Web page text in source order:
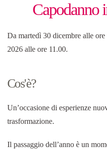
Capodanno
Da martedì 30 dicembre alle
2026 alle ore 11.00.
Cos'è?
Un’occasione di esperienze
trasformazione.
Il passaggio dell’anno è un